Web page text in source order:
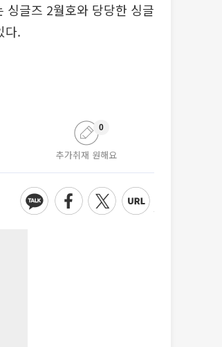
싱글즈 2월호와 당당한 싱글
다.
추가취재 원해요
0